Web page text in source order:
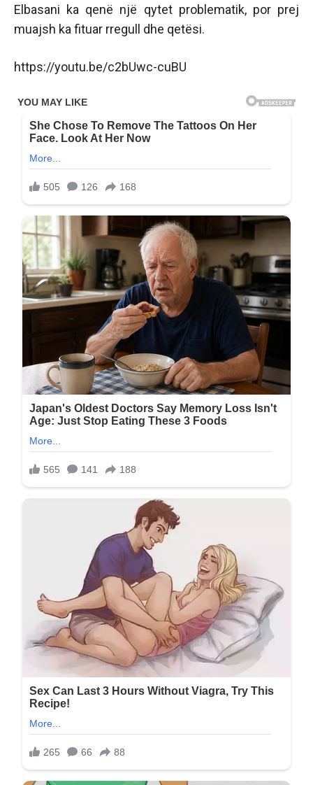
Elbasani ka qenë një qytet problematik, por prej
muajsh ka fituar rregull dhe qetësi.
https://youtu.be/c2bUwc-cuBU